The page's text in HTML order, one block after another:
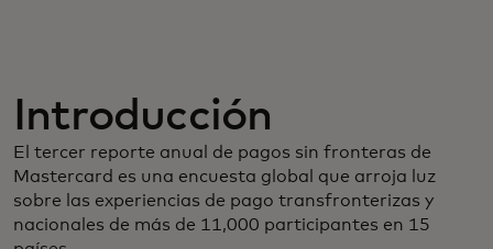
Introducción
El tercer reporte anual de pagos sin fronteras de
Mastercard es una encuesta global que arroja luz
sobre las experiencias de pago transfronterizas y
nacionales de más de 11,000 participantes en 15